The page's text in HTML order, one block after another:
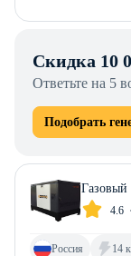
Скидка 10
Ответьте на 5
Подобрать
Газовый
4.6
Россия 14